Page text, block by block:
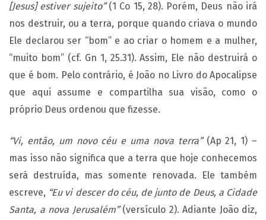
[Jesus] estiver sujeito”(1 Co 15, 28). Porém, Deus não irá
nos destruir, ou a terra, porque quando criava o mundo
Ele declarou ser “bom” e ao criar o homem e a mulher,
“muito bom” (cf. Gn 1, 25.31). Assim, Ele não destruirá o
que é bom. Pelo contrário, é João no Livro do Apocalipse
que aqui assume e compartilha sua visão, como o
próprio Deus ordenou que fizesse.
“Vi, então, um novo céu e uma nova terra” (Ap 21, 1) –
mas isso não significa que a terra que hoje conhecemos
será destruída, mas somente renovada. Ele também
escreve, “Eu vi descer do céu, de junto de Deus, a Cidade
Santa, a nova Jerusalém”(versículo 2). Adiante João diz,